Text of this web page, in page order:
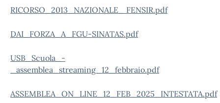
RICORSO_2013_NAZIONALE_ FENSIR.pdf
DAI_FORZA_A_FGU-SINATAS.pdf
USB_Scuola_-
_assemblea_streaming_12_febbraio.pdf
ASSEMBLEA_ON_LINE_12_FEB_2025_INTESTATA.pdf